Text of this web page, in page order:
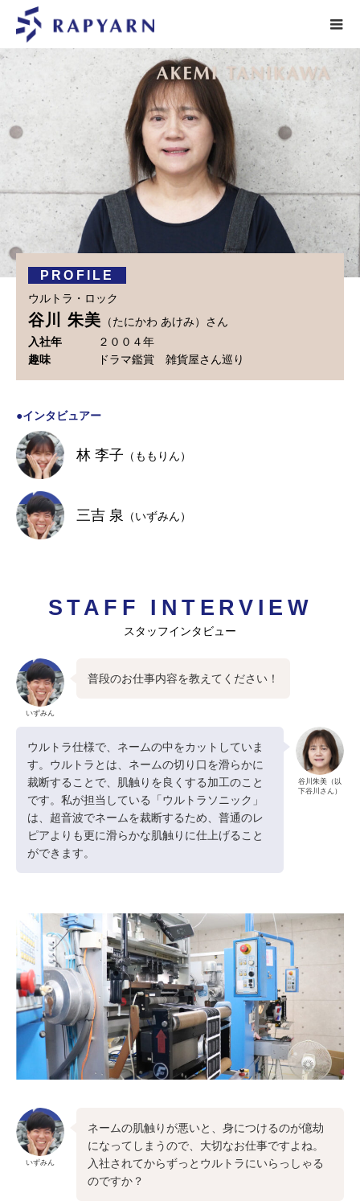
PROFILE
ウルトラ・ロック
谷川 朱美 （たにかわ あけみ）さん
入社年
２００４年
趣味
ドラマ鑑賞 雑貨屋さん巡り
●インタビュアー
林 李子 （ももりん）
三吉 泉 （いずみん）
STAFF INTERVIEW
スタッフインタビュー
いずみん
普段のお仕事内容を教えてください！
谷川朱美（以
下谷川さん）
ウルトラ仕様で、ネームの中をカットしていま
す。ウルトラとは、ネームの切り口を滑らかに
裁断することで、肌触りを良くする加工のこと
です。私が担当している「ウルトラソニック」
は、超音波でネームを裁断するため、普通のレ
ピアよりも更に滑らかな肌触りに仕上げること
ができます。
いずみん
ネームの肌触りが悪いと、身につけるのが億劫
になってしまうので、大切なお仕事ですよね。
入社されてからずっとウルトラにいらっしゃる
のですか？